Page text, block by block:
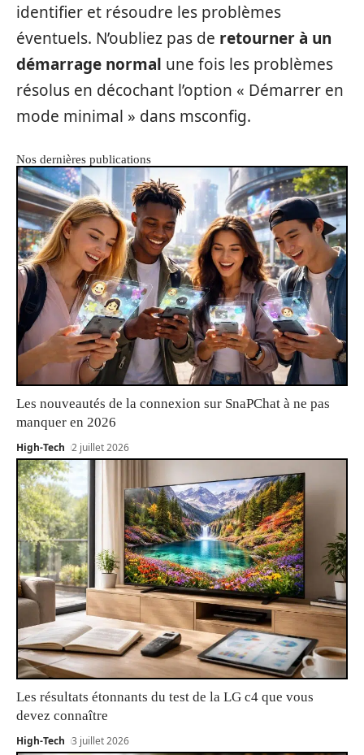
identifier et résoudre les problèmes
éventuels. N’oubliez pas de retourner à un
démarrage normal une fois les problèmes
résolus en décochant l’option « Démarrer en
mode minimal » dans msconfig.
Nos dernières publications
Les nouveautés de la connexion sur SnaPChat à ne pas
manquer en 2026
High-Tech 2 juillet 2026
Les résultats étonnants du test de la LG c4 que vous
devez connaître
High-Tech 3 juillet 2026